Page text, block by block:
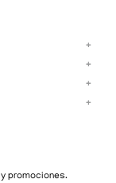
+
+
+
+
promociones.